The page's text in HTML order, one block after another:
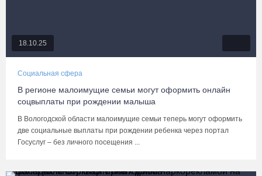
18.10.25
Социальная сфера
В регионе малоимущие семьи могут оформить онлайн
соцвыплаты при рождении малыша
В Вологодской области малоимущие семьи теперь могут оформить
две социальные выплаты при рождении ребенка через портал
Госуслуг – без личного посещения ...